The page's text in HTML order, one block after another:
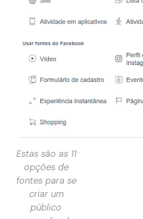
Estas são as 11
opções de
fontes para se
criar um
público